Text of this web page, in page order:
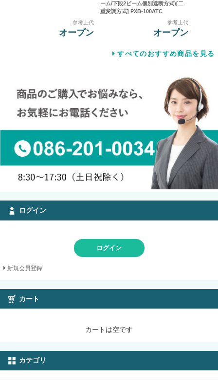
参考上代
オープン
ーム/下段2ビーム個別遮断方式)[二
重変調方式] PXB-100ATC
参考上代
オープン
すべてのおすすめ商品を見る
ログイン
ログイン
新規会員登録
カート
カートは空です
カテゴリ